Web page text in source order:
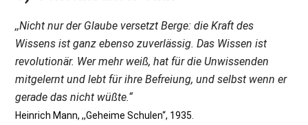
,,Nicht nur der Glaube versetzt Berge: die Kraft des
Wissens ist ganz ebenso zuverlässig. Das Wissen ist
revolutionär. Wer mehr weiß, hat für die Unwissenden
mitgelernt und lebt für ihre Befreiung, und selbst wenn er
gerade das nicht wüßte.“
Heinrich Mann, ,,Geheime Schulen“, 1935.